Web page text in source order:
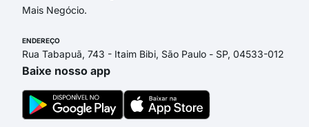
Mais Negócio.
ENDEREÇO
Rua Tabapuã, 743 - Itaim Bibi, São Paulo - SP, 04533-012
Baixe nosso app